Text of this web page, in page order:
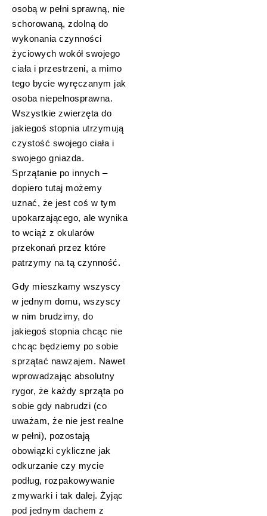
osobą w pełni sprawną, nie
schorowaną, zdolną do
wykonania czynności
życiowych wokół swojego
ciała i przestrzeni, a mimo
tego bycie wyręczanym jak
osoba niepełnosprawna.
Wszystkie zwierzęta do
jakiegoś stopnia utrzymują
czystość swojego ciała i
swojego gniazda.
Sprzątanie po innych –
dopiero tutaj możemy
uznać, że jest coś w tym
upokarzającego, ale wynika
to wciąż z okularów
przekonań przez które
patrzymy na tą czynność.
Gdy mieszkamy wszyscy
w jednym domu, wszyscy
w nim brudzimy, do
jakiegoś stopnia chcąc nie
chcąc będziemy po sobie
sprzątać nawzajem. Nawet
wprowadzając absolutny
rygor, że każdy sprząta po
sobie gdy nabrudzi (co
uważam, że nie jest realne
w pełni), pozostają
obowiązki cykliczne jak
odkurzanie czy mycie
podług, rozpakowywanie
zmywarki i tak dalej. Żyjąc
pod jednym dachem z